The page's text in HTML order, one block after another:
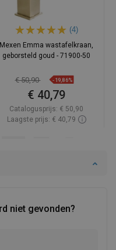
niet gevonden?
(4)
Mexen Emma wastafelkraan,
geborsteld goud - 71900-50
€ 50,90 -19,86%
€ 40,79
Catalogusprijs: € 50,90
Laagste prijs: € 40,79